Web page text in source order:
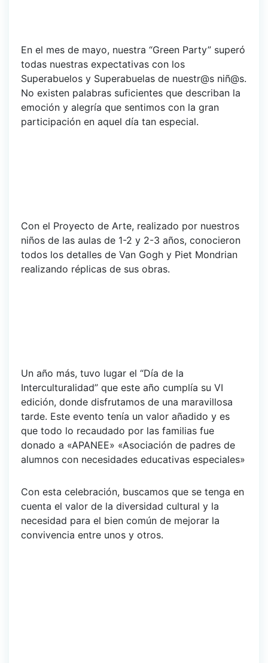
En el mes de mayo, nuestra “Green Party” superó
todas nuestras expectativas con los
Superabuelos y Superabuelas de nuestr@s niñ@s.
No existen palabras suficientes que describan la
emoción y alegría que sentimos con la gran
participación en aquel día tan especial.
Con el Proyecto de Arte, realizado por nuestros
niños de las aulas de 1-2 y 2-3 años, conocieron
todos los detalles de Van Gogh y Piet Mondrian
realizando réplicas de sus obras.
Un año más, tuvo lugar el “Día de la
Interculturalidad” que este año cumplía su VI
edición, donde disfrutamos de una maravillosa
tarde. Este evento tenía un valor añadido y es
que todo lo recaudado por las familias fue
donado a «APANEE» «Asociación de padres de
alumnos con necesidades educativas especiales»
Con esta celebración, buscamos que se tenga en
cuenta el valor de la diversidad cultural y la
necesidad para el bien común de mejorar la
convivencia entre unos y otros.